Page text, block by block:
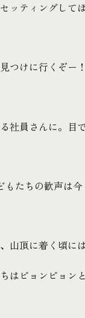
ッティングして
つけに行くぞー
社員さんに。目
たちの歓声は今
山頂に着く頃に
はピョンピョン